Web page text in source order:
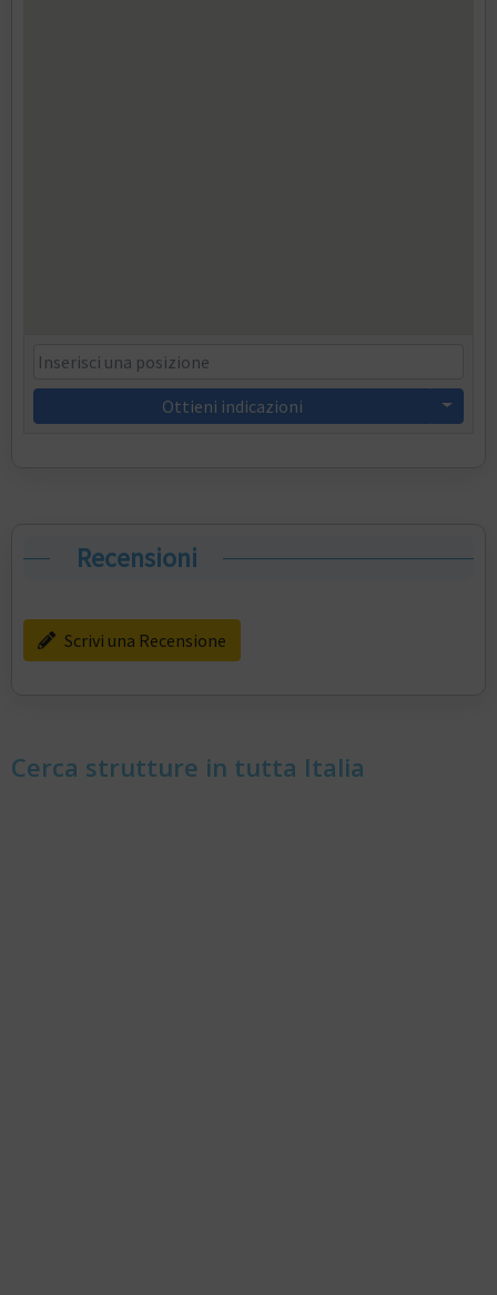
Ottieni indicazioni
Recensioni
Scrivi una Recensione
Cerca strutture in tutta Italia